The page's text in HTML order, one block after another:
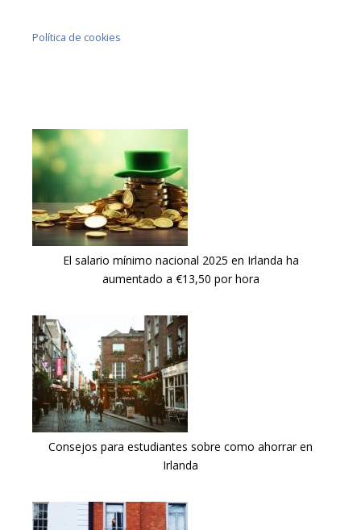
Política de cookies
El salario mínimo nacional 2025 en Irlanda ha
aumentado a €13,50 por hora
Consejos para estudiantes sobre como ahorrar en
Irlanda